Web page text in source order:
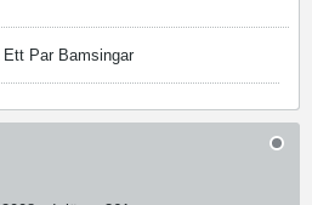
Par Bamsingar